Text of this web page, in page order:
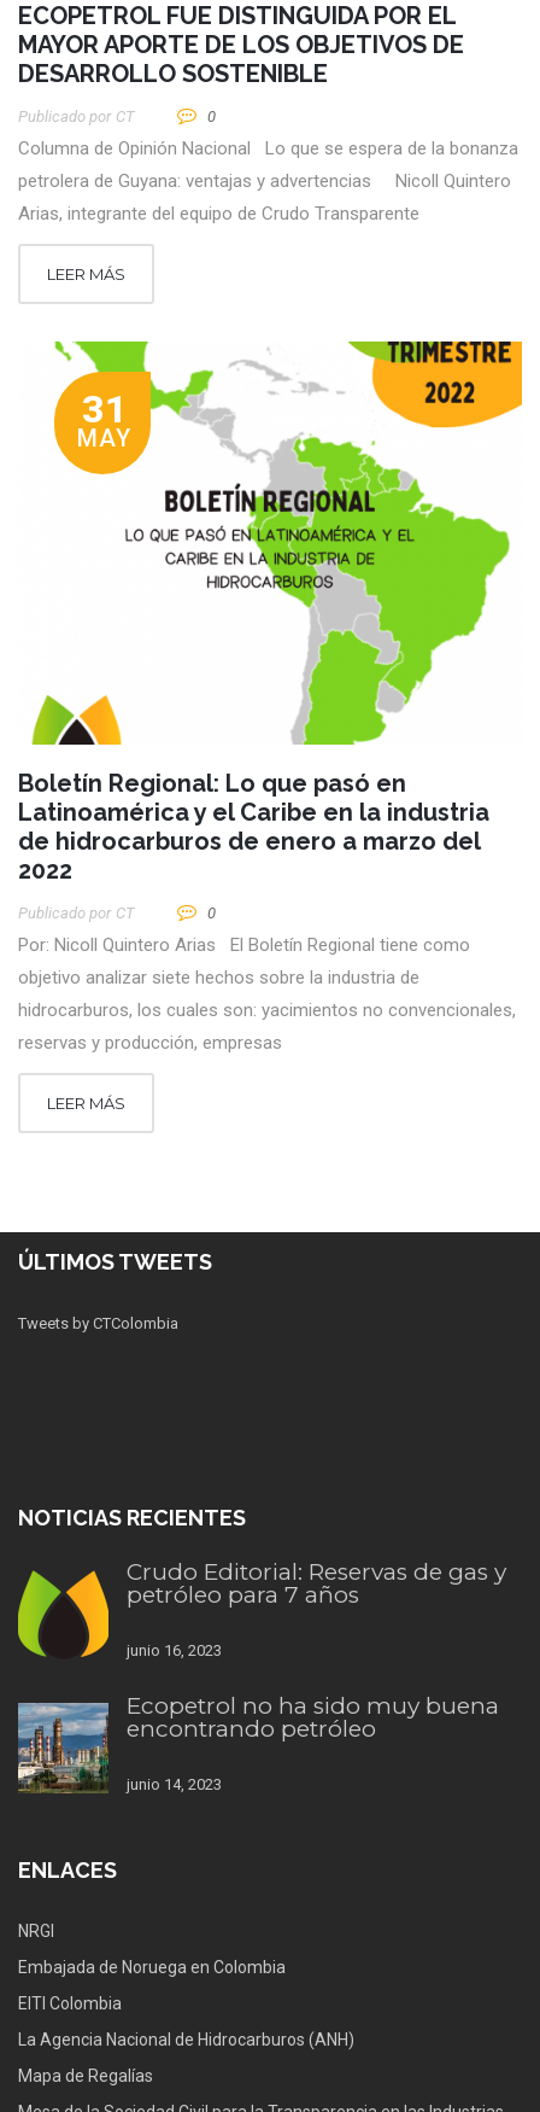
ECOPETROL FUE DISTINGUIDA POR EL
MAYOR APORTE DE LOS OBJETIVOS DE
DESARROLLO SOSTENIBLE
Publicado por CT 0
Columna de Opinión Nacional Lo que se espera de la bonanza
petrolera de Guyana: ventajas y advertencias Nicoll Quintero
Arias, integrante del equipo de Crudo Transparente
LEER MÁS
31
MAY
Boletín Regional: Lo que pasó en
Latinoamérica y el Caribe en la industria
de hidrocarburos de enero a marzo del
2022
Publicado por CT 0
Por: Nicoll Quintero Arias El Boletín Regional tiene como
objetivo analizar siete hechos sobre la industria de
hidrocarburos, los cuales son: yacimientos no convencionales,
reservas y producción, empresas
LEER MÁS
ÚLTIMOS TWEETS
Tweets by CTColombia
NOTICIAS RECIENTES
Crudo Editorial: Reservas de gas y
petróleo para 7 años
junio 16, 2023
Ecopetrol no ha sido muy buena
encontrando petróleo
junio 14, 2023
ENLACES
NRGI
Embajada de Noruega en Colombia
EITI Colombia
La Agencia Nacional de Hidrocarburos (ANH)
Mapa de Regalías